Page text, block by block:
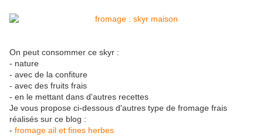
On peut consommer ce skyr :
- nature
- avec de la confiture
- avec des fruits frais
- en le mettant dans d'autres recettes
Je vous propose ci-dessous d'autres type de fromage frais
réalisés sur ce blog :
- fromage ail et fines herbes